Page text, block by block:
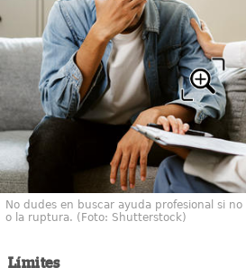
No dudes en buscar ayuda profesional si
o la ruptura. (Foto: Shutterstock)
Límites